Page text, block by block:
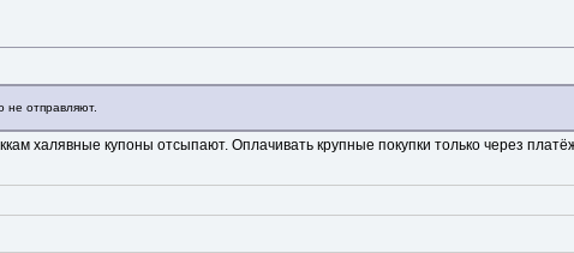
не отправляют.
халявные купоны отсыпают. Оплачивать крупные покупки только через